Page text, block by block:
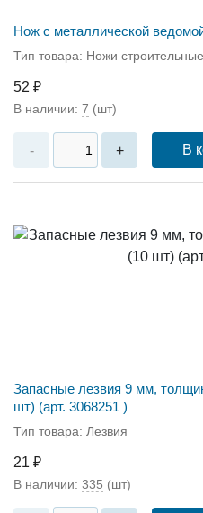
Нож с металлической
Тип товара: Ножи строительные
52 ₽
В наличии: 7 (шт)
- + В
Запасные лезвия 9 мм,
шт) (арт. 3068251 )
Тип товара: Лезвия
21 ₽
В наличии: 335 (шт)